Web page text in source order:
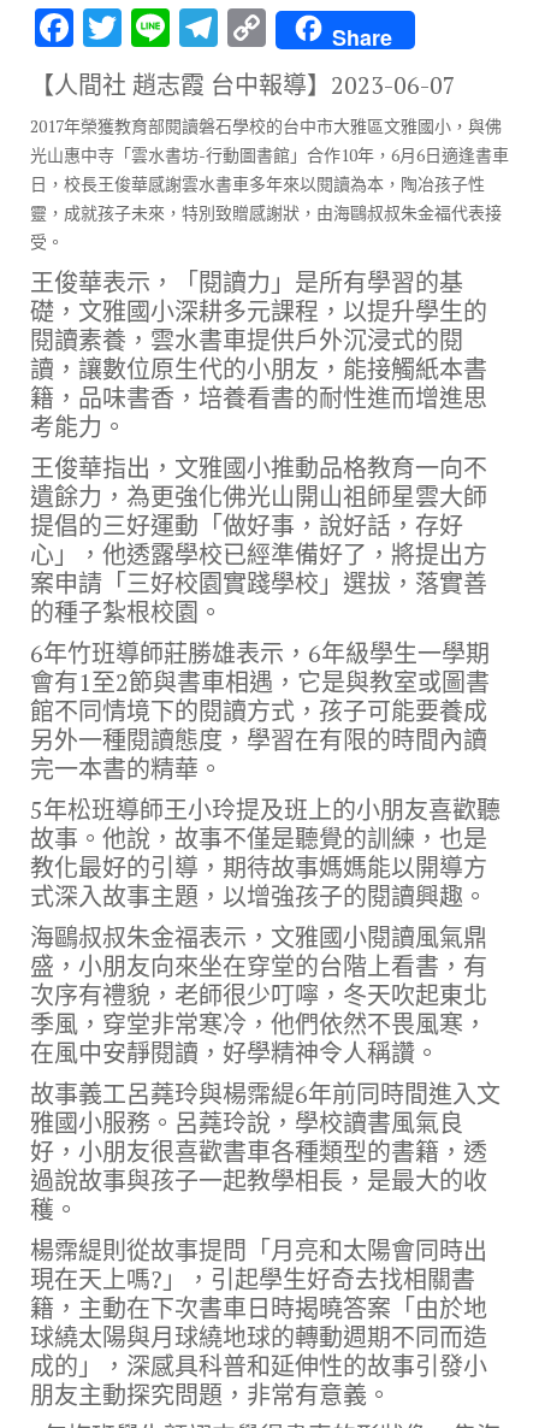
F
ac
e
b
o
o
k
T
w
it
te
r
Li
n
e
T
el
e
gr
a
m
C
o
p
y
Li
n
Share
【人間社 趙志霞 台中報導】 2023-06-07
2017年榮獲教育部閱讀磐石學校的台中市大雅區文雅國小，與佛
光山惠中寺「雲水書坊-行動圖書館」合作10年，6月6日適逢書車
日，校長王俊華感謝雲水書車多年來以閱讀為本，陶冶孩子性
靈，成就孩子未來，特別致贈感謝狀，由海鷗叔叔朱金福代表接
受。
王俊華表示，「閱讀力」是所有學習的基
礎，文雅國小深耕多元課程，以提升學生的
閱讀素養，雲水書車提供戶外沉浸式的閱
讀，讓數位原生代的小朋友，能接觸紙本書
籍，品味書香，培養看書的耐性進而增進思
考能力。
王俊華指出，文雅國小推動品格教育一向不
遺餘力，為更強化佛光山開山祖師星雲大師
提倡的三好運動「做好事，說好話，存好
心」，他透露學校已經準備好了，將提出方
案申請「三好校園實踐學校」選拔，落實善
的種子紮根校園。
6年竹班導師莊勝雄表示，6年級學生一學期
會有1至2節與書車相遇，它是與教室或圖書
館不同情境下的閱讀方式，孩子可能要養成
另外一種閱讀態度，學習在有限的時間內讀
完一本書的精華。
5年松班導師王小玲提及班上的小朋友喜歡聽
故事。他說，故事不僅是聽覺的訓練，也是
教化最好的引導，期待故事媽媽能以開導方
式深入故事主題，以增強孩子的閱讀興趣。
海鷗叔叔朱金福表示，文雅國小閱讀風氣鼎
盛，小朋友向來坐在穿堂的台階上看書，有
次序有禮貌，老師很少叮嚀，冬天吹起東北
季風，穿堂非常寒冷，他們依然不畏風寒，
在風中安靜閱讀，好學精神令人稱讚。
故事義工呂蕘玲與楊霈緹6年前同時間進入文
雅國小服務。呂蕘玲說，學校讀書風氣良
好，小朋友很喜歡書車各種類型的書籍，透
過說故事與孩子一起教學相長，是最大的收
穫。
楊霈緹則從故事提問「月亮和太陽會同時出
現在天上嗎?」，引起學生好奇去找相關書
籍，主動在下次書車日時揭曉答案「由於地
球繞太陽與月球繞地球的轉動週期不同而造
成的」，深感具科普和延伸性的故事引發小
朋友主動探究問題，非常有意義。